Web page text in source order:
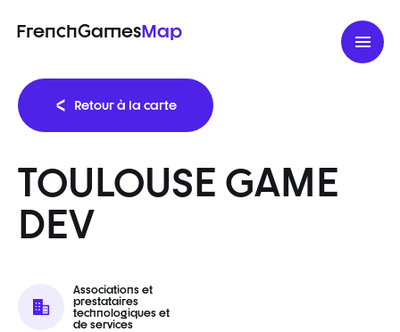
FrenchGamesMap
Retour à la carte
TOULOUSE GAME
DEV
Associations et
prestataires
technologiques et
de services